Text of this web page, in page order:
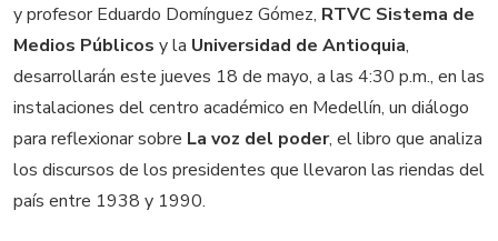
y profesor Eduardo Domínguez Gómez, RTVC Sistema de
Medios Públicos y la Universidad de Antioquia,
desarrollarán este jueves 18 de mayo, a las 4:30 p.m., en las
instalaciones del centro académico en Medellín, un diálogo
para reflexionar sobre La voz del poder, el libro que analiza
los discursos de los presidentes que llevaron las riendas del
país entre 1938 y 1990.